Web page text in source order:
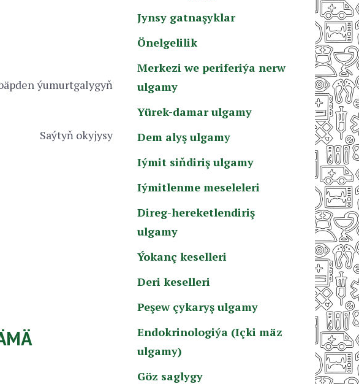
ýumurtgalygyň
Saýtyň okyjysy
Jynsy gatnaşyklar
Önelgelilik
Merkezi we periferiýa nerw
ulgamy
Yürek-damar ulgamy
Dem alyş ulgamy
Iýmit siňdiriş ulgamy
Iýmitlenme meseleleri
Direg-hereketlendiriş
ulgamy
Ýokanç keselleri
Deri keselleri
Peşew çykaryş ulgamy
Endokrinologiýa (Içki mäz
ulgamy)
Göz saglygy